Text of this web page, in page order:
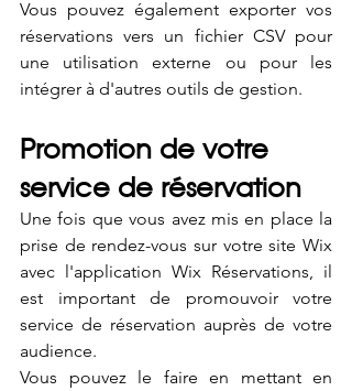
Vous pouvez également exporter vos
réservations vers un fichier CSV pour
une utilisation externe ou pour les
intégrer à d'autres outils de gestion.
Promotion de votre
service de réservation
Une fois que vous avez mis en place la
prise de rendez-vous sur votre site Wix
avec l'application Wix Réservations, il
est important de promouvoir votre
service de réservation auprès de votre
audience.
Vous pouvez le faire en mettant en